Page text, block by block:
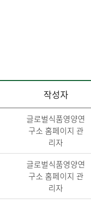
작성자
글로벌식품영양연
구소 홈페이지 관
리자
글로벌식품영양연
구소 홈페이지 관
리자